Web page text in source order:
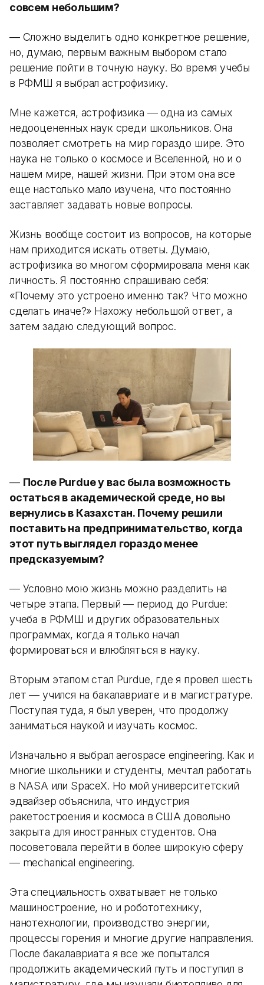
совсем небольшим?
— Сложно выделить одно конкретное решение,
но, думаю, первым важным выбором стало
решение пойти в точную науку. Во время учебы
в РФМШ я выбрал астрофизику.
Мне кажется, астрофизика — одна из самых
недооцененных наук среди школьников. Она
позволяет смотреть на мир гораздо шире. Это
наука не только о космосе и Вселенной, но и о
нашем мире, нашей жизни. При этом она все
еще настолько мало изучена, что постоянно
заставляет задавать новые вопросы.
Жизнь вообще состоит из вопросов, на которые
нам приходится искать ответы. Думаю,
астрофизика во многом сформировала меня как
личность. Я постоянно спрашиваю себя:
«Почему это устроено именно так? Что можно
сделать иначе?» Нахожу небольшой ответ, а
затем задаю следующий вопрос.
— После Purdue у вас была возможность
остаться в академической среде, но вы
вернулись в Казахстан. Почему решили
поставить на предпринимательство, когда
этот путь выглядел гораздо менее
предсказуемым?
— Условно мою жизнь можно разделить на
четыре этапа. Первый — период до Purdue:
учеба в РФМШ и других образовательных
программах, когда я только начал
формироваться и влюбляться в науку.
Вторым этапом стал Purdue, где я провел шесть
лет — учился на бакалавриате и в магистратуре.
Поступая туда, я был уверен, что продолжу
заниматься наукой и изучать космос.
Изначально я выбрал aerospace engineering. Как и
многие школьники и студенты, мечтал работать
в NASA или SpaceX. Но мой университетский
эдвайзер объяснила, что индустрия
ракетостроения и космоса в США довольно
закрыта для иностранных студентов. Она
посоветовала перейти в более широкую сферу
— mechanical engineering.
Эта специальность охватывает не только
машиностроение, но и робототехнику,
нанотехнологии, производство энергии,
процессы горения и многие другие направления.
После бакалавриата я все же попытался
продолжить академический путь и поступил в